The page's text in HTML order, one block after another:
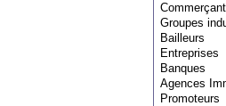
Groupes
Bailleurs
Entreprises
Banques
Agences
Promoteurs